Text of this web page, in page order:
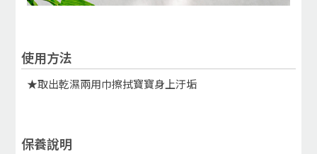
使用方法
★取出乾濕兩用巾擦拭寶寶身上汙垢
保養說明